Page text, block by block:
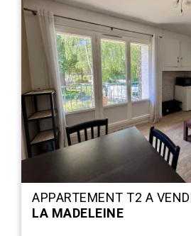
APPARTEMENT T2 A
LA MADELEINE